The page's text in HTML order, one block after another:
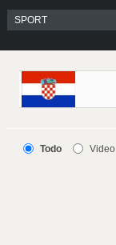
Todo Video